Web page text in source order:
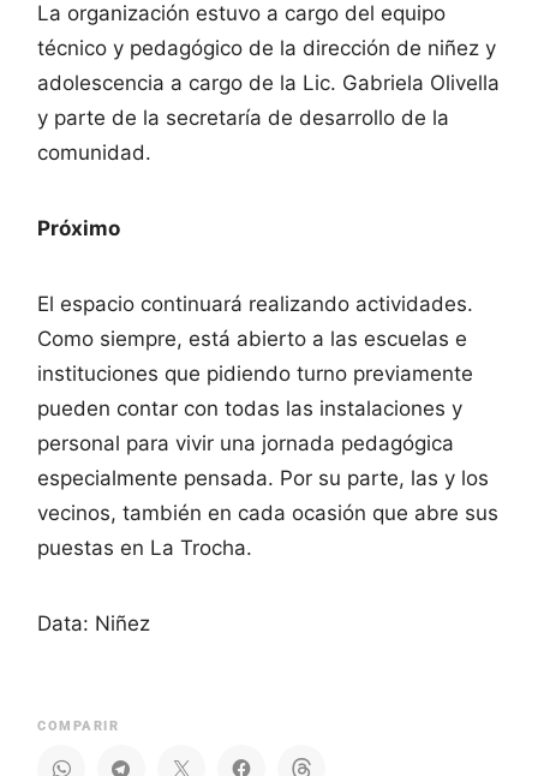
La organización estuvo a cargo del equipo
técnico y pedagógico de la dirección de niñez y
adolescencia a cargo de la Lic. Gabriela Olivella
y parte de la secretaría de desarrollo de la
comunidad.
Próximo
El espacio continuará realizando actividades.
Como siempre, está abierto a las escuelas e
instituciones que pidiendo turno previamente
pueden contar con todas las instalaciones y
personal para vivir una jornada pedagógica
especialmente pensada. Por su parte, las y los
vecinos, también en cada ocasión que abre sus
puestas en La Trocha.
Data: Niñez
COMPARIR